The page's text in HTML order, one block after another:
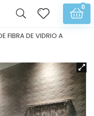
0
FIBRA DE VIDRIO A